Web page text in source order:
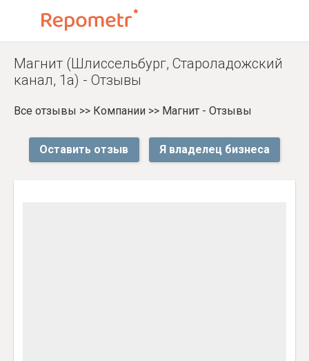
Магнит (Шлиссельбург, Староладожский
канал, 1а) - Отзывы
Все отзывы >> Компании >> Магнит - Отзывы
Оставить отзыв Я владелец бизнеса